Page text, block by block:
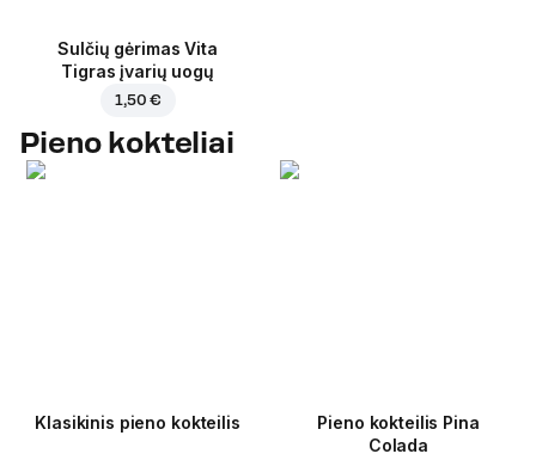
Sulčių gėrimas Vita
Tigras įvarių uogų
1,50 €
Pieno kokteliai
Klasikinis pieno kokteilis
Pieno kokteilis Pina
Colada